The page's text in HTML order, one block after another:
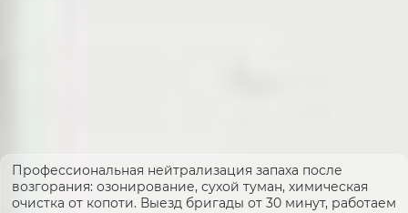
Профессиональная нейтрализация запаха после
возгорания: озонирование, сухой туман, химическая
очистка от копоти. Выезд бригады от 30 минут, работаем